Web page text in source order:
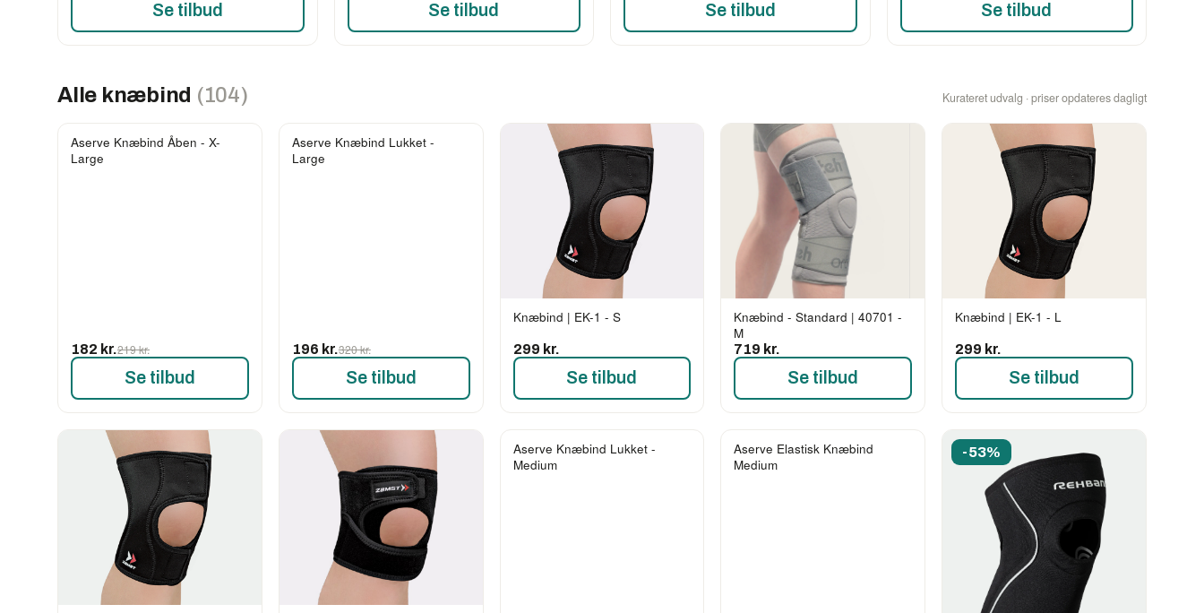
Se tilbud Se tilbud Se tilbud Se tilbud
Alle knæbind (104) Kurateret udvalg · priser opdateres dagligt
-17%
Aserve Knæbind Åben - X-
Large
182 kr.219 kr.
Se tilbud
-39%
Aserve Knæbind Lukket -
Large
196 kr.320 kr.
Se tilbud
Knæbind | EK-1 - S
299 kr.
Se tilbud
Knæbind - Standard | 40701 -
M
719 kr.
Se tilbud
Knæbind | EK-1 - L
299 kr.
Se tilbud
-43%
Aserve Knæbind Lukket -
Medium
-38%
Aserve Elastisk Knæbind
Medium
-53%